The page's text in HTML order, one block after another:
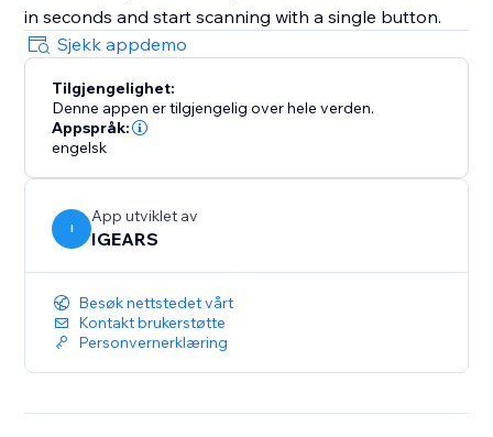
in seconds and start scanning with a single button.
Sjekk appdemo
Tilgjengelighet:
Denne appen er tilgjengelig over hele verden.
Appspråk:
engelsk
I
App utviklet av
IGEARS
Besøk nettstedet vårt
Kontakt brukerstøtte
Personvernerklæring